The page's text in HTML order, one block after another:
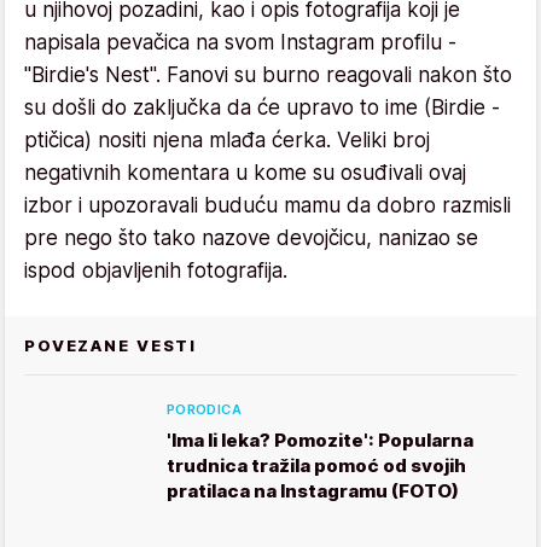
u njihovoj pozadini, kao i opis fotografija koji je
napisala pevačica na svom Instagram profilu -
"Birdie's Nest". Fanovi su burno reagovali nakon što
su došli do zaključka da će upravo to ime (Birdie -
ptičica) nositi njena mlađa ćerka. Veliki broj
negativnih komentara u kome su osuđivali ovaj
izbor i upozoravali buduću mamu da dobro razmisli
pre nego što tako nazove devojčicu, nanizao se
ispod objavljenih fotografija.
POVEZANE VESTI
PORODICA
'Ima li leka? Pomozite': Popularna
trudnica tražila pomoć od svojih
pratilaca na Instagramu (FOTO)